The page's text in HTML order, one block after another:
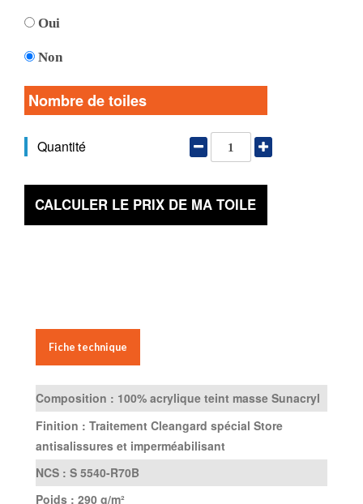
Oui
Non
Nombre de toiles
Quantité
CALCULER LE PRIX DE MA TOILE
Fiche technique
Composition : 100% acrylique teint masse Sunacryl
Finition : Traitement Cleangard spécial Store
antisalissures et imperméabilisant
NCS : S 5540-R70B
Poids : 290 g/m²